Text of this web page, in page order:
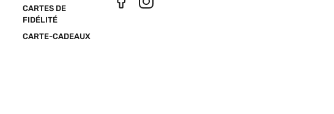
CARTES DE
FIDÉLITÉ
CARTE-CADEAUX